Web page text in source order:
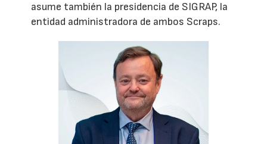
asume también la presidencia de SIGRAP, la
entidad administradora de ambos Scraps.